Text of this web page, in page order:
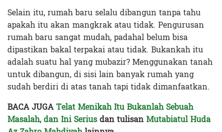
Selain itu, rumah baru selalu dibangun tanpa tahu
apakah itu akan mangkrak atau tidak. Pengurusan
rumah baru sangat mudah, padahal belum bisa
dipastikan bakal terpakai atau tidak. Bukankah itu
adalah suatu hal yang mubazir? Menggunakan tanah
untuk dibangun, di sisi lain banyak rumah yang
sudah berdiri di atas tanah tapi tidak dimanfaatkan.
BACA JUGATelat Menikah Itu Bukanlah Sebuah
Masalah, dan Ini Seriusdan tulisanMutabiatul Huda